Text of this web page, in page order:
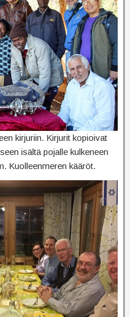
kirjuriin. Kirjurit kopioivat
isältä pojalle kulkeneen
Kuolleenmeren kääröt.